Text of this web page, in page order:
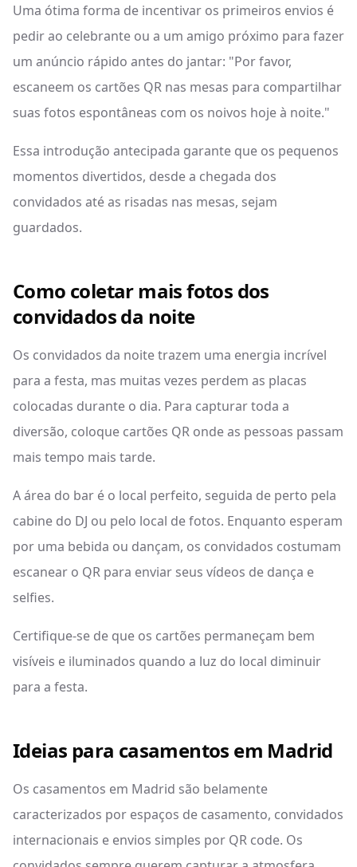
Uma ótima forma de incentivar os primeiros envios é
pedir ao celebrante ou a um amigo próximo para fazer
um anúncio rápido antes do jantar: "Por favor,
escaneem os cartões QR nas mesas para compartilhar
suas fotos espontâneas com os noivos hoje à noite."
Essa introdução antecipada garante que os pequenos
momentos divertidos, desde a chegada dos
convidados até as risadas nas mesas, sejam
guardados.
Como coletar mais fotos dos
convidados da noite
Os convidados da noite trazem uma energia incrível
para a festa, mas muitas vezes perdem as placas
colocadas durante o dia. Para capturar toda a
diversão, coloque cartões QR onde as pessoas passam
mais tempo mais tarde.
A área do bar é o local perfeito, seguida de perto pela
cabine do DJ ou pelo local de fotos. Enquanto esperam
por uma bebida ou dançam, os convidados costumam
escanear o QR para enviar seus vídeos de dança e
selfies.
Certifique-se de que os cartões permaneçam bem
visíveis e iluminados quando a luz do local diminuir
para a festa.
Ideias para casamentos em Madrid
Os casamentos em Madrid são belamente
caracterizados por espaços de casamento, convidados
internacionais e envios simples por QR code. Os